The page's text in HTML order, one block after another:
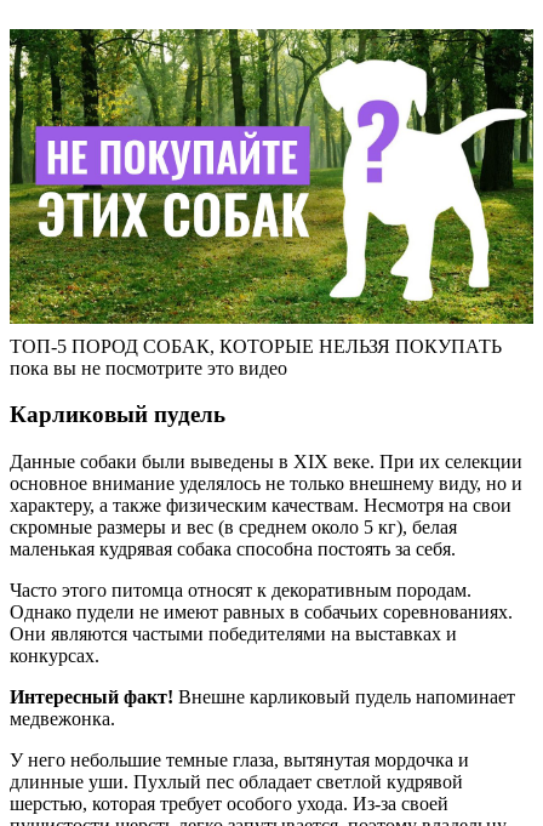
ТОП-5 ПОРОД СОБАК, КОТОРЫЕ НЕЛЬЗЯ ПОКУПАТЬ
пока вы не посмотрите это видео
Карликовый пудель
Данные собаки были выведены в XIX веке. При их селекции
основное внимание уделялось не только внешнему виду, но и
характеру, а также физическим качествам. Несмотря на свои
скромные размеры и вес (в среднем около 5 кг), белая
маленькая кудрявая собака способна постоять за себя.
Часто этого питомца относят к декоративным породам.
Однако пудели не имеют равных в собачьих соревнованиях.
Они являются частыми победителями на выставках и
конкурсах.
Интересный факт! Внешне карликовый пудель напоминает
медвежонка.
У него небольшие темные глаза, вытянутая мордочка и
длинные уши. Пухлый пес обладает светлой кудрявой
шерстью, которая требует особого ухода. Из-за своей